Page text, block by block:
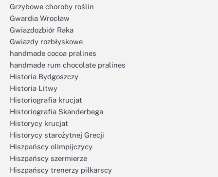
Grzybowe choroby roślin
Gwardia Wrocław
Gwiazdozbiór Raka
Gwiazdy rozbłyskowe
handmade cocoa pralines
handmade rum chocolate pralines
Historia Bydgoszczy
Historia Litwy
Historiografia krucjat
Historiografia Skanderbega
Historycy krucjat
Historycy starożytnej Grecji
Hiszpańscy olimpijczycy
Hiszpańscy szermierze
Hiszpańscy trenerzy piłkarscy